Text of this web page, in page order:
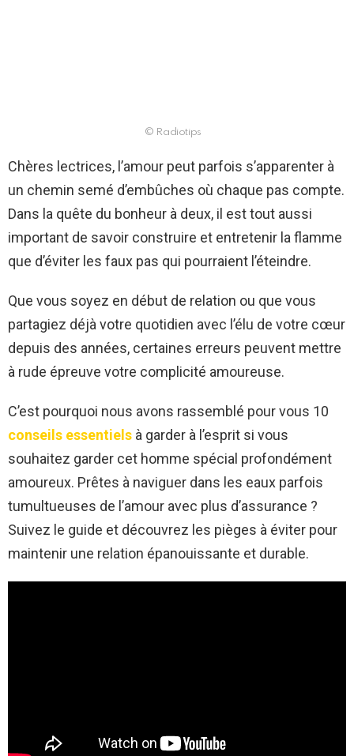
© Radiotips
Chères lectrices, l’amour peut parfois s’apparenter à
un chemin semé d’embûches où chaque pas compte.
Dans la quête du bonheur à deux, il est tout aussi
important de savoir construire et entretenir la flamme
que d’éviter les faux pas qui pourraient l’éteindre.
Que vous soyez en début de relation ou que vous
partagiez déjà votre quotidien avec l’élu de votre cœur
depuis des années, certaines erreurs peuvent mettre
à rude épreuve votre complicité amoureuse.
C’est pourquoi nous avons rassemblé pour vous 10
conseils essentiels à garder à l’esprit si vous
souhaitez garder cet homme spécial profondément
amoureux. Prêtes à naviguer dans les eaux parfois
tumultueuses de l’amour avec plus d’assurance ?
Suivez le guide et découvrez les pièges à éviter pour
maintenir une relation épanouissante et durable.